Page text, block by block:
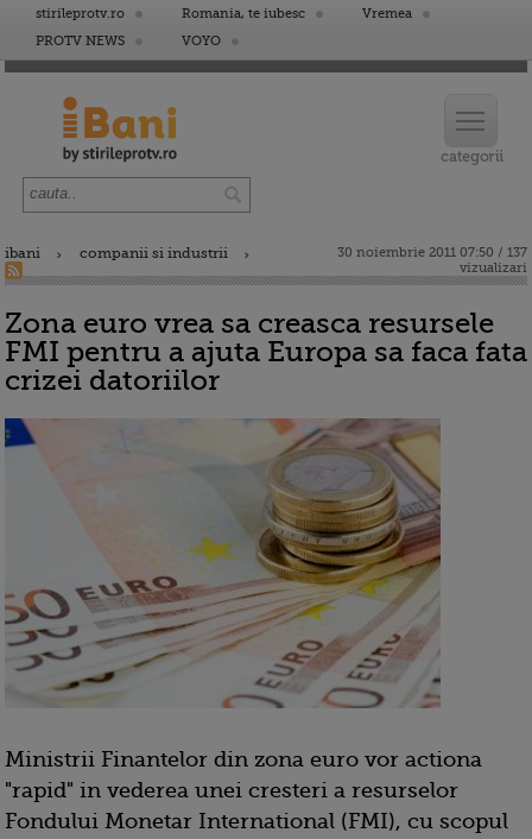
stirileprotv.ro Romania, te iubesc
Vremea
PROTV NEWS
VOYO
ibani companii si industrii
30 noiembrie 2011 07:50 / 137
vizualizari
Zona euro vrea sa creasca resursele
FMI pentru a ajuta Europa sa faca fata
crizei datoriilor
Ministrii Finantelor din zona euro vor actiona
"rapid" in vederea unei cresteri a resurselor
Fondului Monetar International (FMI), cu scopul